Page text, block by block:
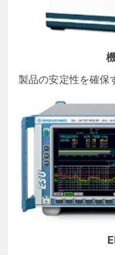
製品の安定性を確保